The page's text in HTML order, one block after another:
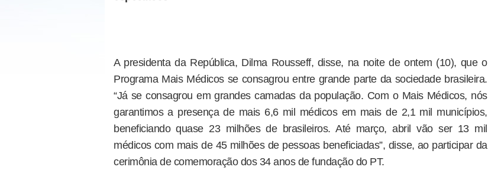
A presidenta da República, Dilma Rousseff, disse, na noite de ontem (10), que o
Programa Mais Médicos se consagrou entre grande parte da sociedade brasileira.
“Já se consagrou em grandes camadas da população. Com o Mais Médicos, nós
garantimos a presença de mais 6,6 mil médicos em mais de 2,1 mil municípios,
beneficiando quase 23 milhões de brasileiros. Até março, abril vão ser 13 mil
médicos com mais de 45 milhões de pessoas beneficiadas”, disse, ao participar da
cerimônia de comemoração dos 34 anos de fundação do PT.